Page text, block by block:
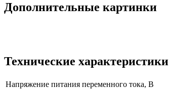
Дополнительные картинки
Технические характеристики
Напряжение питания переменного тока, В